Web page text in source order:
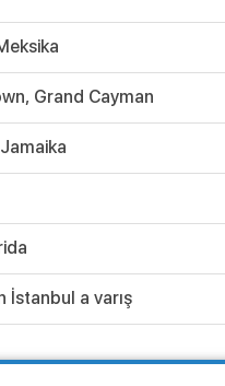
Grand Cayman
İstanbul a varış